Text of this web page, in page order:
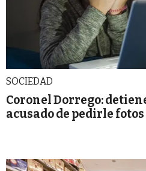
SOCIEDAD
Coronel Dorrego:
acusado de pedirle